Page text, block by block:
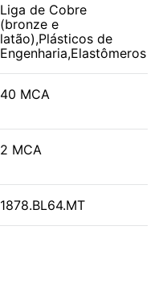
Liga de Cobre
(bronze e
latão),Plásticos de
Engenharia,Elastômeros
40 MCA
2 MCA
1878.BL64.MT